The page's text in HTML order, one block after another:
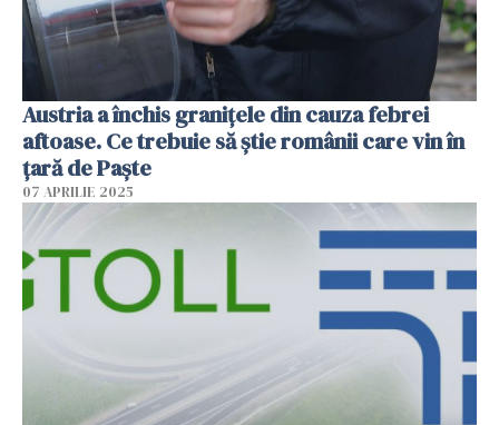
Austria a închis granițele din cauza febrei
aftoase. Ce trebuie să știe românii care vin în
țară de Paște
07 APRILIE 2025